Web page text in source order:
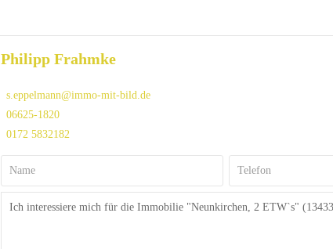
Philipp Frahmke
s.eppelmann@immo-mit-bild.de
06625-1820
0172 5832182